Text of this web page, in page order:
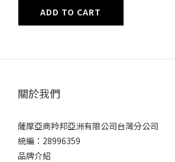
ADD TO CART
關於我們
薩摩亞商羚邦亞洲有限公司台灣分公司
統編：28996359
品牌介紹